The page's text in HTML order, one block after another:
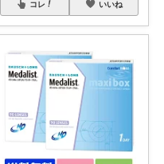
コレ いいね